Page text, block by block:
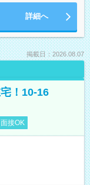
詳細へ
掲載日：2026.08.07
！10-16
接OK